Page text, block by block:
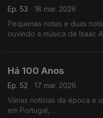
Ep. 53
18 mar. 2026
Pequenas notas e duas
ouvindo a música de Isaac
Há 100 Anos
Ep. 52
17 mar. 2026
Várias notícias da época e
em Portugal,